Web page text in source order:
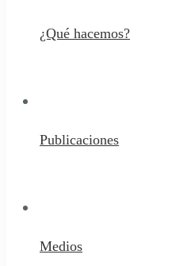
¿Qué hacemos?
Publicaciones
Medios